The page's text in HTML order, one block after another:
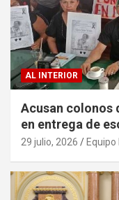
AL INTERIOR
Acusan colonos
en entrega de
29 julio, 2026 Equipo